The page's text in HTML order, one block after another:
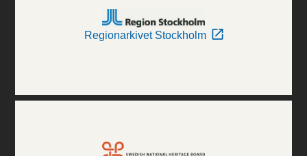
Regionarkivet Stockholm